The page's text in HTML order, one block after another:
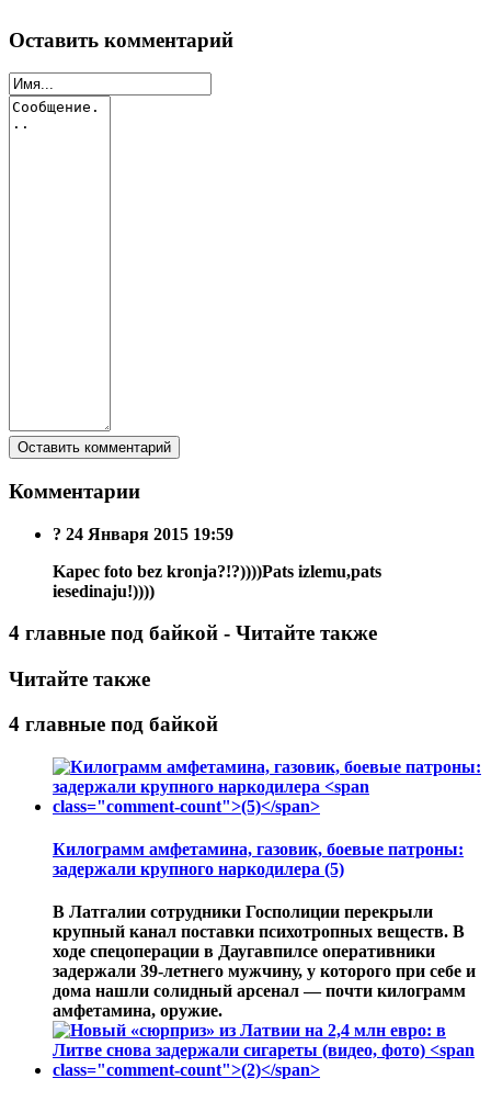
Оставить комментарий
Комментарии
? 24 Января 2015 19:59
Kapec foto bez kronja?!?))))Pats izlemu,pats
iesedinaju!))))
4 главные под байкой - Читайте также
Читайте также
4 главные под байкой
Килограмм амфетамина, газовик, боевые патроны:
задержали крупного наркодилера (5)
В Латгалии сотрудники Госполиции перекрыли
крупный канал поставки психотропных веществ. В
ходе спецоперации в Даугавпилсе оперативники
задержали 39-летнего мужчину, у которого при себе и
дома нашли солидный арсенал — почти килограмм
амфетамина, оружие.